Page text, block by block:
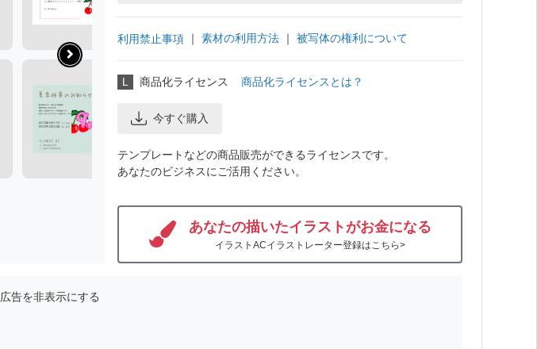
利用禁止事項 ｜ 素材の利用方法 ｜ 被写体の権利について
L 商品化ライセンス 商品化ライセンスとは？
今すぐ購入
テンプレートなどの商品販売ができるライセンスです。
あなたのビジネスにご活用ください。
あなたの描いたイラストがお金になる
イラストACイラストレーター登録はこちら>
広告を非表示にする